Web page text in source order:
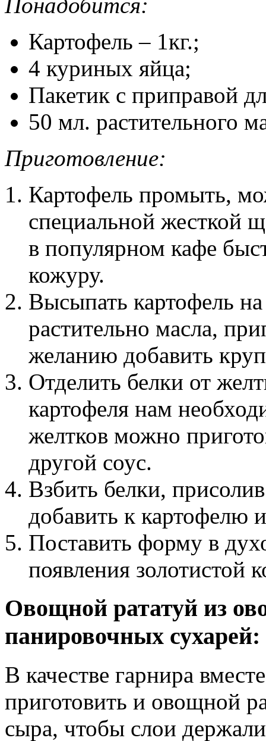
Понадобится:
Картофель – 1кг.;
4 куриных яйца;
Пакетик с приправой
50 мл. растительного
Приготовление:
Картофель промыть,
специальной жесткой
в популярном кафе
кожуру.
Высыпать картофель
растительно масла,
желанию добавить
Отделить белки от
картофеля нам
желтков можно
другой соус.
Взбить белки,
добавить к картофелю
Поставить форму в
появления золотистой
Овощной рататуй из
панировочных сухарей:
В качестве гарнира
приготовить и овощной
сыра, чтобы слои